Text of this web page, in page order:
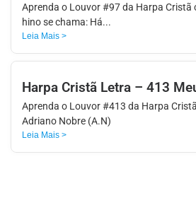
Aprenda o Louvor #97 da Harpa Cristã
hino se chama: Há...
Leia Mais >
Harpa Cristã Letra – 413
Aprenda o Louvor #413 da Harpa
Adriano Nobre (A.N)
Leia Mais >